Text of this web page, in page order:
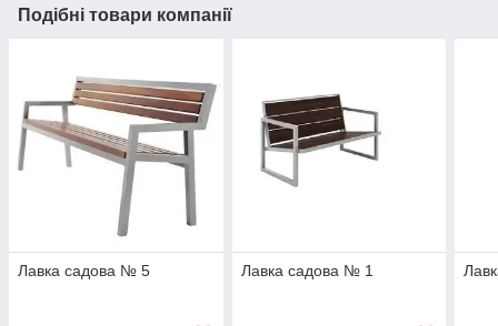
Подібні товари компанії
Лавка садова № 5 Лавка садова № 1